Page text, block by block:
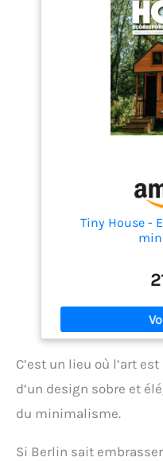
Tiny House -
C’est un lieu où l’art
d’un design sobre et
du minimalisme.
Si Berlin sait